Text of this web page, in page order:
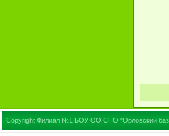
Copyright Филиал №1 БОУ ОО СПО "Орловский